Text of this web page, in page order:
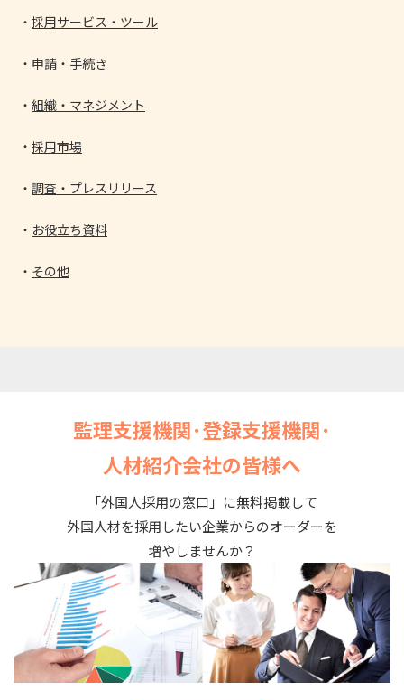
採用サービス・ツール
申請・手続き
組織・マネジメント
採用市場
調査・プレスリリース
お役立ち資料
その他
監理支援機関･登録支援機関･
人材紹介会社の皆様へ
「外国人採用の窓口」に無料掲載して
外国人材を採用したい企業からのオーダーを
増やしませんか？